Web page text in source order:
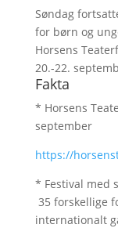
Søndag
for børn og
Horsens
20.-22.
Fakta
* Horsens
september
https://
* Festival med
35 forskellige
internationalt